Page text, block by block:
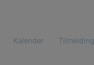
Kalender Tilmelding